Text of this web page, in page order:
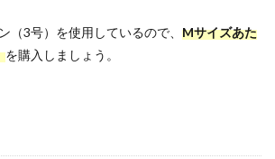
（3号）を使用しているので、 Mサイズあた
を購入しましょう。